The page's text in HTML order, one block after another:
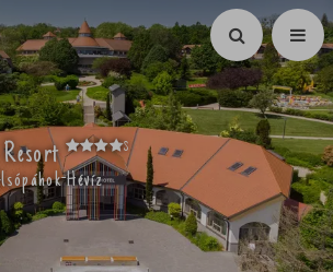
Suchen
Resort ****
S
Hévíz